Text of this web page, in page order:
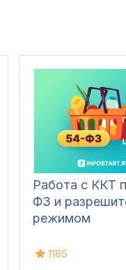
Работа с ККТ
ФЗ и
режимом
1185